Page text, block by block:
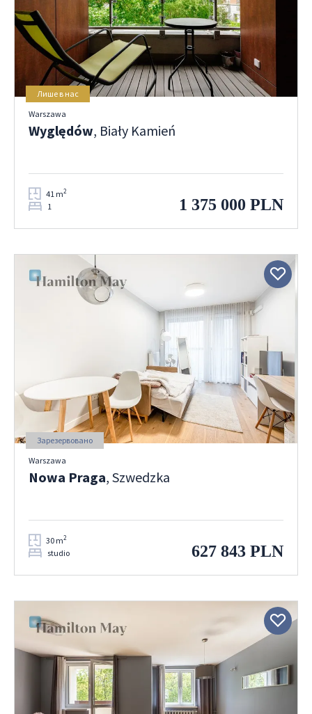
Лише в нас
Warszawa
Wyględów, Biały Kamień
41 m2
1 1 375 000 PLN
Зарезервовано
Warszawa
Nowa Praga, Szwedzka
30 m2
studio 627 843 PLN